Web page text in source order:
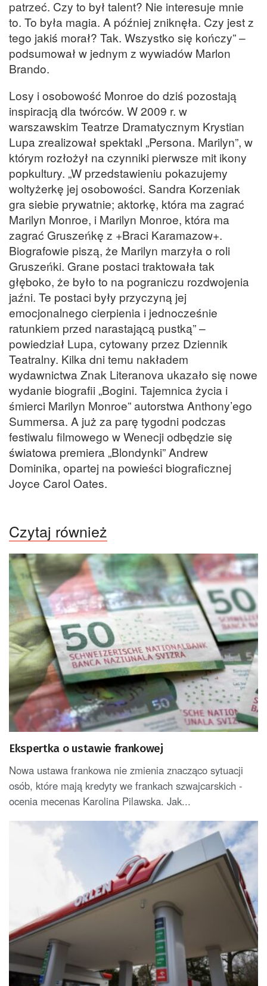
patrzeć. Czy to był talent? Nie interesuje mnie
to. To była magia. A później zniknęła. Czy jest z
tego jakiś morał? Tak. Wszystko się kończy” –
podsumował w jednym z wywiadów Marlon
Brando.
Losy i osobowość Monroe do dziś pozostają
inspiracją dla twórców. W 2009 r. w
warszawskim Teatrze Dramatycznym Krystian
Lupa zrealizował spektakl „Persona. Marilyn”, w
którym rozłożył na czynniki pierwsze mit ikony
popkultury. „W przedstawieniu pokazujemy
woltyżerkę jej osobowości. Sandra Korzeniak
gra siebie prywatnie; aktorkę, która ma zagrać
Marilyn Monroe, i Marilyn Monroe, która ma
zagrać Gruszeńkę z +Braci Karamazow+.
Biografowie piszą, że Marilyn marzyła o roli
Gruszeńki. Grane postaci traktowała tak
głęboko, że było to na pograniczu rozdwojenia
jaźni. Te postaci były przyczyną jej
emocjonalnego cierpienia i jednocześnie
ratunkiem przed narastającą pustką” –
powiedział Lupa, cytowany przez Dziennik
Teatralny. Kilka dni temu nakładem
wydawnictwa Znak Literanova ukazało się nowe
wydanie biografii „Bogini. Tajemnica życia i
śmierci Marilyn Monroe” autorstwa Anthony’ego
Summersa. A już za parę tygodni podczas
festiwalu filmowego w Wenecji odbędzie się
światowa premiera „Blondynki” Andrew
Dominika, opartej na powieści biograficznej
Joyce Carol Oates.
Czytaj również
Ekspertka o ustawie frankowej
Nowa ustawa frankowa nie zmienia znacząco sytuacji
osób, które mają kredyty we frankach szwajcarskich -
ocenia mecenas Karolina Pilawska. Jak...